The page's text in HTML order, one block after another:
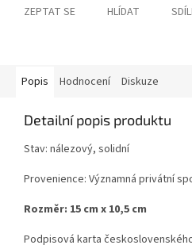
ZEPTAT SE HLÍDAT
Popis Hodnocení Diskuze
Detailní popis produktu
Stav: nálezový, solidní
Provenience: Významná privátní
Rozměr: 15 cm x 10,5 cm
Podpisová karta